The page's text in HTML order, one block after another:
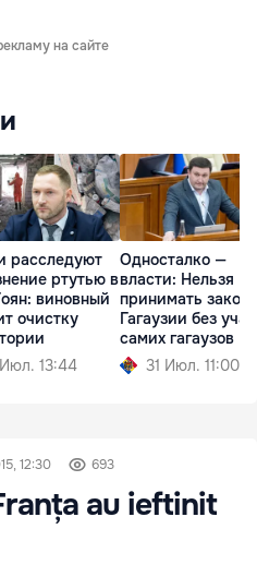
на сайте
расследуют
ртутью в
виновный
очистку
13:44
Односталко —
власти: Нельзя
принимать
Гагаузии без
самих гагаузов
31 Июл. 11:00
12:30 693
au ieftinit